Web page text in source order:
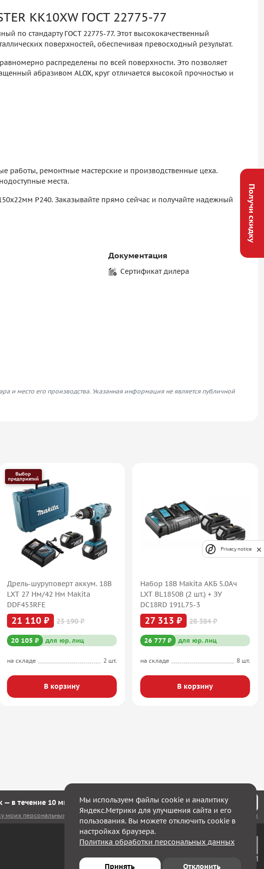
KK10XW ГОСТ 22775-77
по стандарту ГОСТ 22775-77. Этот высококачественный
поверхностей, обеспечивая превосходный результат.
распределены по всей поверхности. Это позволяет
абразивом ALOX, круг отличается высокой прочностью и
работы, ремонтные мастерские и производственные цеха.
места.
P240. Заказывайте прямо сейчас и получайте надежный
Документация
Сертификат дилера
и место его производства. Указанная информация не является публичной
Выбор
предприятий
Дрель-шуруповерт аккум. 18В
LXT 27 Нм/42 Нм Makita
DDF453RFE
21 110 ₽ 23 190 ₽
20 105 ₽ для юр. лиц
на складе 2 шт.
В корзину
Набор 18В Makita АКБ 5.0Ач
LXT BL1850B (2 шт.) + ЗУ
DC18RD 191L75-3
27 313 ₽ 28 384 ₽
26 777 ₽ для юр. лиц
на складе 8 шт.
В корзину
— в течение 10 минут мы с Вами свяжемся!
моих персональных данных, а также соглашаюсь с политикой конфиденциальности
Получи скидку
Мы используем файлы cookie и аналитику
Яндекс.Метрики для улучшения сайта и его
пользования. Вы можете отключить cookie в
настройках браузера.
Политика обработки персональных данных
Принять Отклонить
Privacy notice